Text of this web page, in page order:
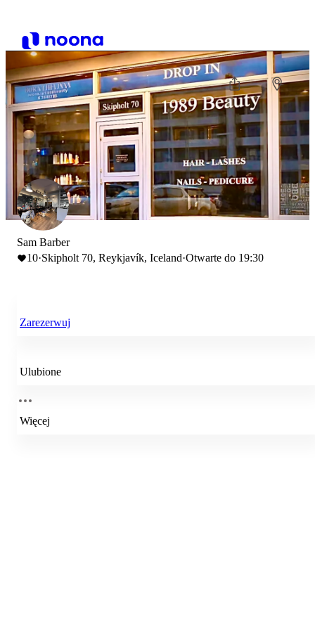
Sam Barber
10·Skipholt 70, Reykjavík, Iceland·Otwarte do 19:30
Zarezerwuj
Ulubione
Więcej